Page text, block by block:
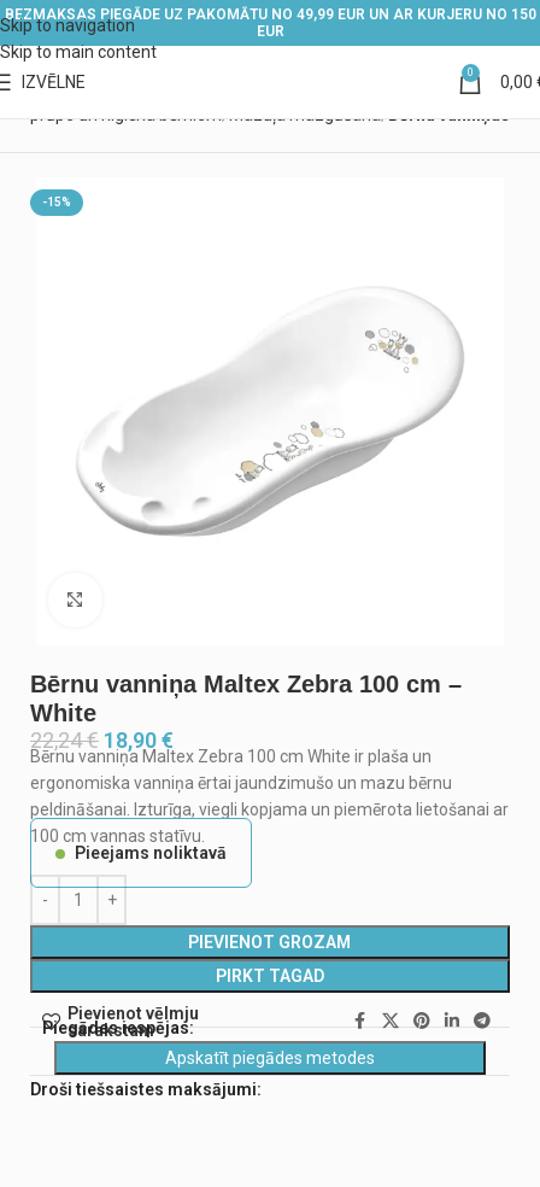
Skip to navigation
Skip to main content
BEZMAKSAS PIEGĀDE UZ PAKOMĀTU NO 49,99 EUR UN AR KURJERU NO 150
EUR
IZVĒLNE 0 0,00
-15%
Bērnu vanniņa Maltex Zebra 100 cm –
White
22,24€ 18,90€
Bērnu vanniņa Maltex Zebra 100 cm White ir plaša un
ergonomiska vanniņa ērtai jaundzimušo un mazu bērnu
peldināšanai. Izturīga, viegli kopjama un piemērota lietošanai ar
100 cm vannas statīvu.
Pieejams noliktavā
PIEVIENOT GROZAM
PIRKT TAGAD
Pievienot vēlmju
sarakstam
Piegādes iespējas:
Apskatīt piegādes metodes
Droši tiešsaistes maksājumi: